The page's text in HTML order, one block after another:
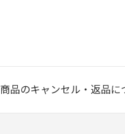
商品のキャンセル・返品に